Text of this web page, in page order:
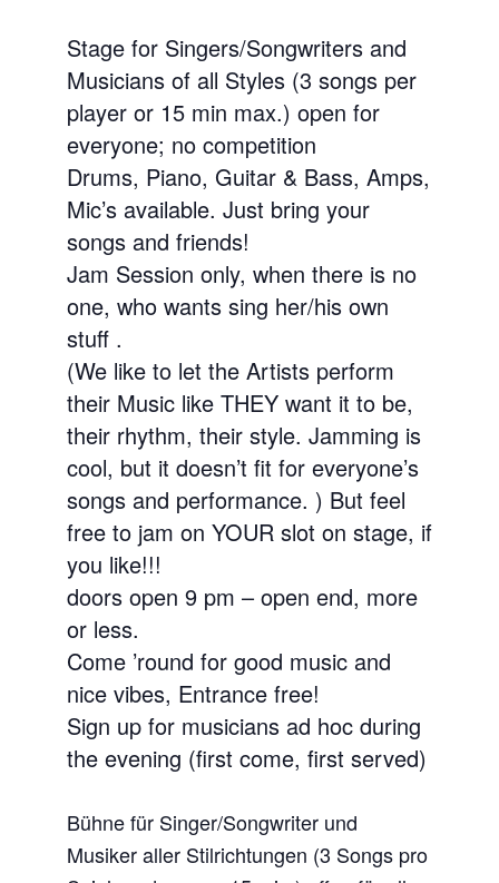
Stage for Singers/Songwriters and
Musicians of all Styles (3 songs per
player or 15 min max.) open for
everyone; no competition
Drums, Piano, Guitar & Bass, Amps,
Mic’s available. Just bring your
songs and friends!
Jam Session only, when there is no
one, who wants sing her/his own
stuff .
(We like to let the Artists perform
their Music like THEY want it to be,
their rhythm, their style. Jamming is
cool, but it doesn’t fit for everyone’s
songs and performance. ) But feel
free to jam on YOUR slot on stage, if
you like!!!
doors open 9 pm – open end, more
or less.
Come ’round for good music and
nice vibes, Entrance free!
Sign up for musicians ad hoc during
the evening (first come, first served)
Bühne für Singer/Songwriter und
Musiker aller Stilrichtungen (3 Songs pro